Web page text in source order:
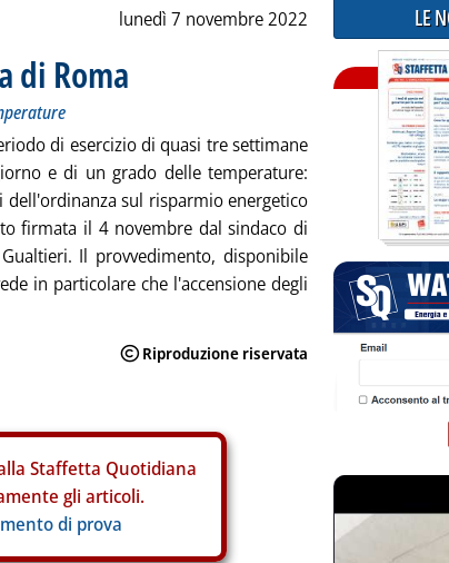
lunedì 7 novembre 2022
di Roma
di esercizio di quasi tre settimane
e di un grado delle temperature:
sul risparmio energetico
firmata il 4 novembre dal sindaco di
Il provvedimento, disponibile
in particolare che l'accensione degli
Staffetta Quotidiana
gli articoli.
di prova
LE